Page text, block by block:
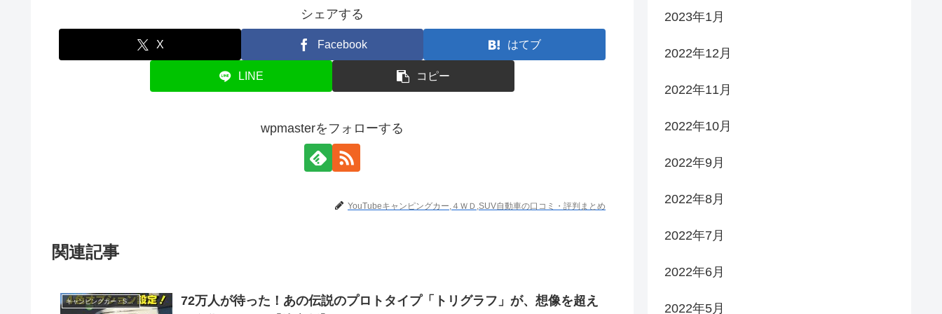
シェアする
X Facebook はてブ
LINE コピー
wpmasterをフォローする
YouTubeキャンピングカー,４ＷＤ,SUV自動車の口コミ・評判まとめ
関連記事
キャンピングカー・SUV人気車種
72万人が待った！あの伝説のプロトタイプ「トリグラフ」が、想像を超え
2023年1月
2022年12月
2022年11月
2022年10月
2022年9月
2022年8月
2022年7月
2022年6月
2022年5月